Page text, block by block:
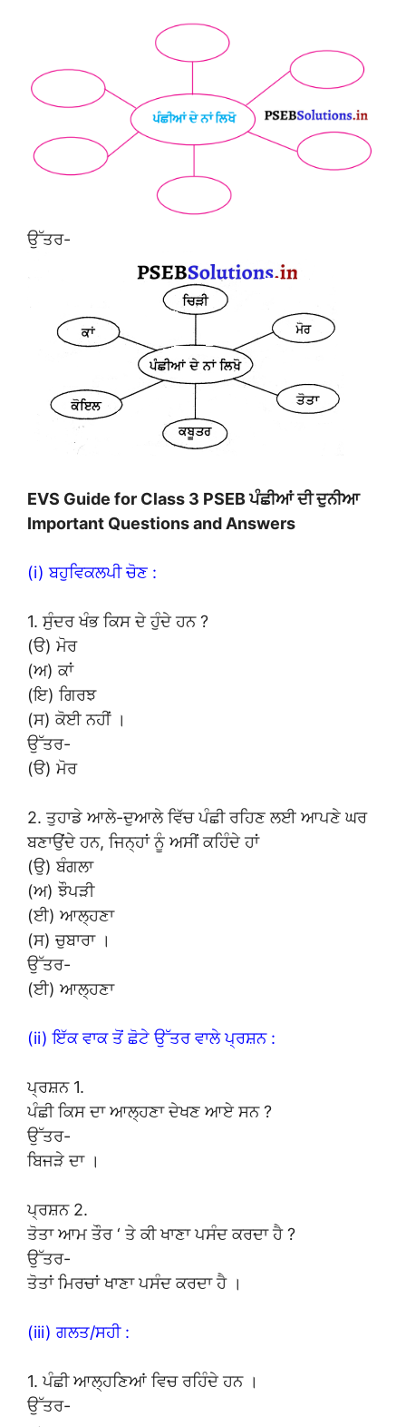
ਉੱਤਰ-
EVS Guide for Class 3 PSEB ਪੰਛੀਆਂ ਦੀ ਦੁਨੀਆ
Important Questions and Answers
(i) ਬਹੁਵਿਕਲਪੀ ਚੋਣ :
1. ਸੁੰਦਰ ਖੰਭ ਕਿਸ ਦੇ ਹੁੰਦੇ ਹਨ ?
(ੳ) ਮੋਰ
(ਅ) ਕਾਂ
(ਇ) ਗਿਰਝ
(ਸ) ਕੋਈ ਨਹੀਂ ।
ਉੱਤਰ-
(ੳ) ਮੋਰ
2. ਤੁਹਾਡੇ ਆਲੇ-ਦੁਆਲੇ ਵਿੱਚ ਪੰਛੀ ਰਹਿਣ ਲਈ ਆਪਣੇ ਘਰ
ਬਣਾਉਂਦੇ ਹਨ, ਜਿਨ੍ਹਾਂ ਨੂੰ ਅਸੀਂ ਕਹਿੰਦੇ ਹਾਂ
(ਉ) ਬੰਗਲਾ
(ਅ) ਝੌਪੜੀ
(ਈ) ਆਲ੍ਹਣਾ
(ਸ) ਚੁਬਾਰਾ ।
ਉੱਤਰ-
(ਈ) ਆਲ੍ਹਣਾ
(ii) ਇੱਕ ਵਾਕ ਤੋਂ ਛੋਟੇ ਉੱਤਰ ਵਾਲੇ ਪ੍ਰਸ਼ਨ :
ਪ੍ਰਸ਼ਨ 1.
ਪੰਛੀ ਕਿਸ ਦਾ ਆਲ੍ਹਣਾ ਦੇਖਣ ਆਏ ਸਨ ?
ਉੱਤਰ-
ਬਿਜੜੇ ਦਾ ।
ਪ੍ਰਸ਼ਨ 2.
ਤੋਤਾ ਆਮ ਤੌਰ ‘ ਤੇ ਕੀ ਖਾਣਾ ਪਸੰਦ ਕਰਦਾ ਹੈ ?
ਉੱਤਰ-
ਤੋਤਾਂ ਮਿਰਚਾਂ ਖਾਣਾ ਪਸੰਦ ਕਰਦਾ ਹੈ ।
(iii) ਗਲਤ/ਸਹੀ :
1. ਪੰਛੀ ਆਲ੍ਹਣਿਆਂ ਵਿਚ ਰਹਿੰਦੇ ਹਨ ।
ਉੱਤਰ-